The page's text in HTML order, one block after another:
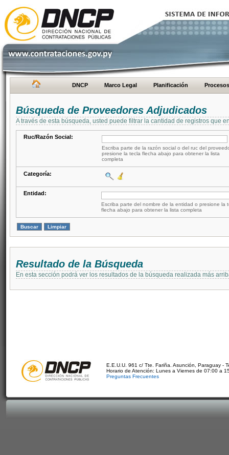
DNCP Marco Legal Planificación Procesos
Búsqueda de Proveedores Adjudicados
A través de esta búsqueda, usted puede filtrar la cantidad de registros que
Ruc/Razón Social:
Escriba parte de la razón social o del ruc del
presione la tecla flecha abajo para obtener la lista
completa
Categoría:
Entidad:
Escriba parte del nombre de la entidad o presione la
flecha abajo para obtener la lista completa
Resultado de la Búsqueda
En esta sección podrá ver los resultados de la búsqueda realizada más
E.E.U.U. 961 c/ Tte. Fariña. Asunción, Paraguay -
Horario de Atención: Lunes a Viernes de 07:00 a
Preguntas Frecuentes